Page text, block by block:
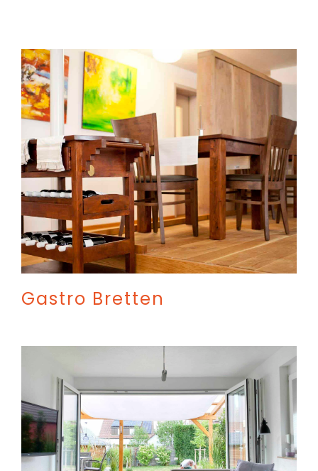
Gastro Bretten